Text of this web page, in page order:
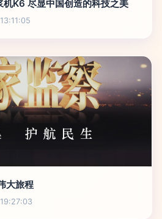
机K6 尽显中国创造的科技之美
大旅程